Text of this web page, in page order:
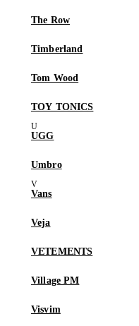
The Row
Timberland
Tom Wood
TOY TONICS
UGG
Umbro
Vans
Veja
VETEMENTS
Village PM
Visvim